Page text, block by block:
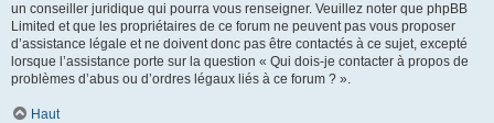
un conseiller juridique qui pourra vous renseigner. Veuillez noter que phpBB
Limited et que les propriétaires de ce forum ne peuvent pas vous proposer
d’assistance légale et ne doivent donc pas être contactés à ce sujet, excepté
lorsque l’assistance porte sur la question « Qui dois-je contacter à propos de
problèmes d’abus ou d’ordres légaux liés à ce forum ? ».
Haut